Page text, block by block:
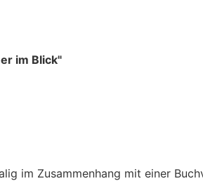
im Blick"
im Zusammenhang mit einer